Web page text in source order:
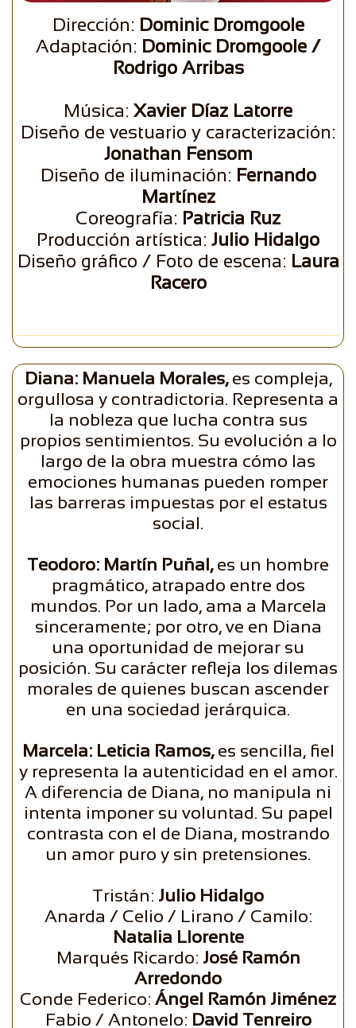
Dirección: Dominic Dromgoole
Adaptación: Dominic Dromgoole /
Rodrigo Arribas
Música: Xavier Díaz Latorre
Diseño de vestuario y caracterización:
Jonathan Fensom
Diseño de iluminación: Fernando
Martínez
Coreografía: Patricia Ruz
Producción artística: Julio Hidalgo
Diseño gráfico / Foto de escena: Laura
Racero
Diana: Manuela Morales,es compleja,
orgullosa y contradictoria. Representa a
la nobleza que lucha contra sus
propios sentimientos. Su evolución a lo
largo de la obra muestra cómo las
emociones humanas pueden romper
las barreras impuestas por el estatus
social.
Teodoro: Martín Puñal,es un hombre
pragmático, atrapado entre dos
mundos. Por un lado, ama a Marcela
sinceramente; por otro, ve en Diana
una oportunidad de mejorar su
posición. Su carácter refleja los dilemas
morales de quienes buscan ascender
en una sociedad jerárquica.
Marcela: Leticia Ramos,es sencilla, fiel
y representa la autenticidad en el amor.
A diferencia de Diana, no manipula ni
intenta imponer su voluntad. Su papel
contrasta con el de Diana, mostrando
un amor puro y sin pretensiones.
Tristán: Julio Hidalgo
Anarda / Celio / Lirano / Camilo:
Natalia Llorente
Marqués Ricardo: José Ramón
Arredondo
Conde Federico: Ángel Ramón Jiménez
Fabio / Antonelo: David Tenreiro